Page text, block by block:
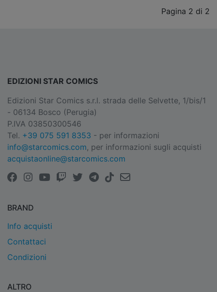
Pagina 2 di 2
EDIZIONI STAR COMICS
Edizioni Star Comics s.r.l. strada delle Selvette, 1/bis/1
- 06134 Bosco (Perugia)
P.IVA 03850300546
Tel. +39 075 591 8353 - per informazioni
info@starcomics.com, per informazioni sugli acquisti
acquistaonline@starcomics.com
BRAND
Info acquisti
Contattaci
Condizioni
ALTRO